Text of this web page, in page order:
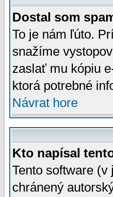
Dostal som
To je nám ľúto.
snažíme
zaslať mu kópiu
ktorá potrebné
Návrat hore
Kto napísal
Tento software
chránený